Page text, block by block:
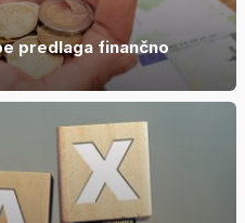
predlaga finančno